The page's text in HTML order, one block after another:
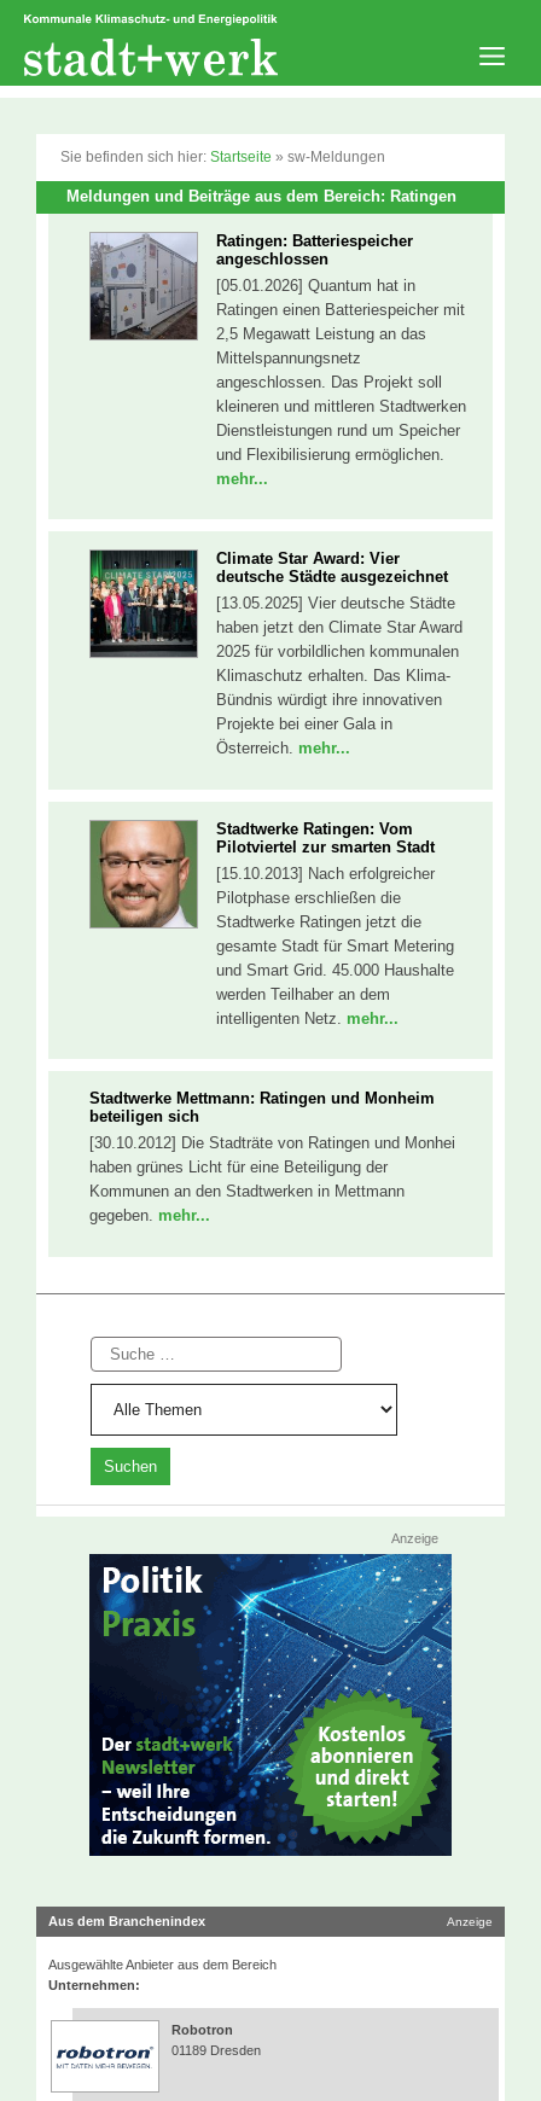
Zum
springen
Sie befinden sich hier: Startseite » sw-Meldungen
Meldungen und Beiträge aus dem Bereich: Ratingen
Ratingen: Batteriespeicher
angeschlossen
[05.01.2026] Quantum hat in
Ratingen einen Batteriespeicher mit
2,5 Megawatt Leistung an das
Mittelspannungsnetz
angeschlossen. Das Projekt soll
kleineren und mittleren Stadtwerken
Dienstleistungen rund um Speicher
und Flexibilisierung ermöglichen.
mehr...
Climate Star Award: Vier
deutsche Städte ausgezeichnet
[13.05.2025] Vier deutsche Städte
haben jetzt den Climate Star Award
2025 für vorbildlichen kommunalen
Klimaschutz erhalten. Das Klima-
Bündnis würdigt ihre innovativen
Projekte bei einer Gala in
Österreich. mehr...
Stadtwerke Ratingen: Vom
Pilotviertel zur smarten Stadt
[15.10.2013] Nach erfolgreicher
Pilotphase erschließen die
Stadtwerke Ratingen jetzt die
gesamte Stadt für Smart Metering
und Smart Grid. 45.000 Haushalte
werden Teilhaber an dem
intelligenten Netz. mehr...
Stadtwerke Mettmann: Ratingen und Monheim
beteiligen sich
[30.10.2012] Die Stadträte von Ratingen und Monhei
haben grünes Licht für eine Beteiligung der
Kommunen an den Stadtwerken in Mettmann
gegeben. mehr...
Suche
Anzeige
Aus dem Branchenindex Anzeige
Ausgewählte Anbieter aus dem Bereich
Unternehmen:
Robotron
01189 Dresden